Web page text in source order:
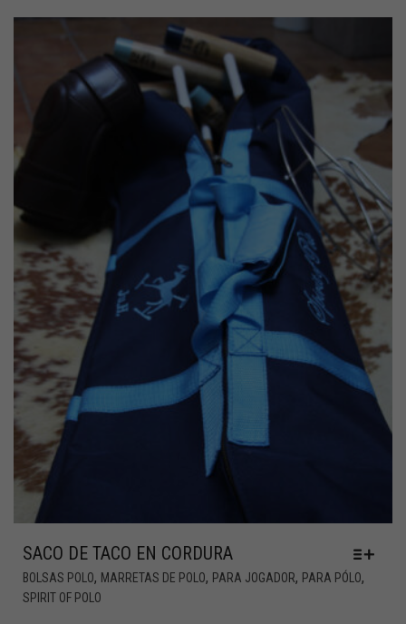
SACO DE TACO EN CORDURA
BOLSAS POLO, MARRETAS DE POLO, PARA JOGADOR, PARA PÓLO,
SPIRIT OF POLO